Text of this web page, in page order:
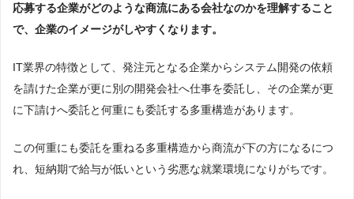
応募する企業がどのような商流にある会社なのかを理解すること
で、企業のイメージがしやすくなります。
IT業界の特徴として、発注元となる企業からシステム開発の依頼
を請けた企業が更に別の開発会社へ仕事を委託し、その企業が更
に下請けへ委託と何重にも委託する多重構造があります。
この何重にも委託を重ねる多重構造から商流が下の方になるにつ
れ、短納期で給与が低いという劣悪な就業環境になりがちです。